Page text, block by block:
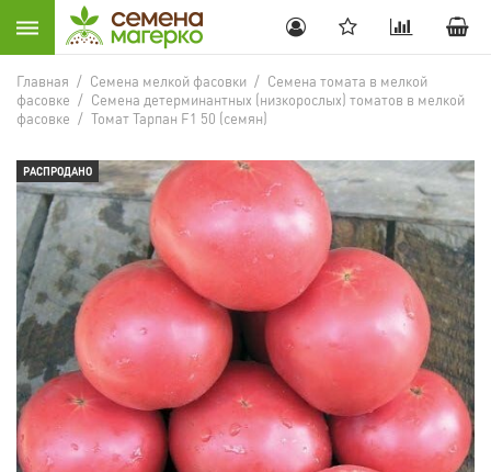
Главная / Семена мелкой фасовки / Семена томата в мелкой
фасовке / Семена детерминантных (низкорослых) томатов в мелкой
фасовке / Томат Тарпан F1 50 (семян)
РАСПРОДАНО